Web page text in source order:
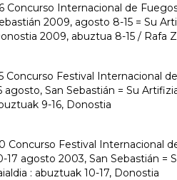
Concurso Internacional de
2009, agosto 8-15 = Su
2009, abuztua 8-15 / Rafa
Concurso Festival Internacional
agosto, San Sebastián = Su
9-16, Donostia
Concurso Festival Internacional
17 agosto 2003, San Sebastián
: abuztuak 10-17, Donostia